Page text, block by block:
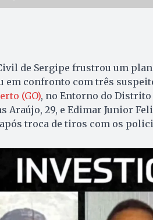
de Sergipe frustrou um
em confronto com três
(GO), no Entorno do Distrito
Araújo, 29, e Edimar Junior
troca de tiros com os